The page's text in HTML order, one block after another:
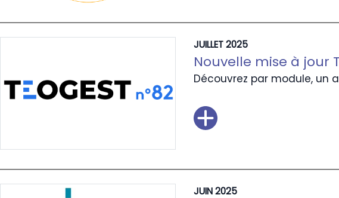
JUILLET 2025
Nouvelle mise à jour
Découvrez par module, un
JUIN 2025